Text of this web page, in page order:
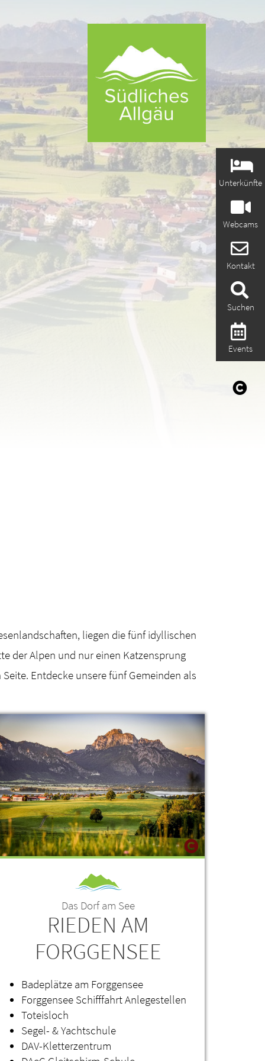
Unterkünfte
Webcams
Kontakt
Suchen
Events
liegen die fünf idyllischen
der Alpen und nur einen Katzensprung
Entdecke unsere fünf Gemeinden als
Das Dorf am See
RIEDEN AM
FORGGENSEE
Badeplätze am Forggensee
Forggensee Schifffahrt Anlegestellen
Toteisloch
Segel- & Yachtschule
DAV-Kletterzentrum